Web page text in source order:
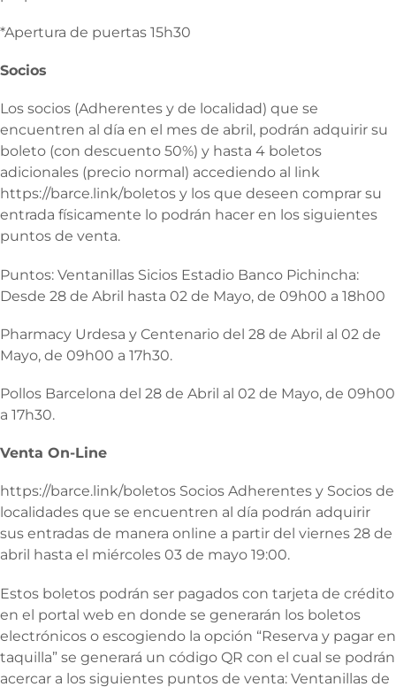
*Apertura de puertas 15h30
Socios
Los socios (Adherentes y de localidad) que se
encuentren al día en el mes de abril, podrán adquirir su
boleto (con descuento 50%) y hasta 4 boletos
adicionales (precio normal) accediendo al link
https://barce.link/boletos y los que deseen comprar su
entrada físicamente lo podrán hacer en los siguientes
puntos de venta.
Puntos: Ventanillas Sicios Estadio Banco Pichincha:
Desde 28 de Abril hasta 02 de Mayo, de 09h00 a 18h00
Pharmacy Urdesa y Centenario del 28 de Abril al 02 de
Mayo, de 09h00 a 17h30.
Pollos Barcelona del 28 de Abril al 02 de Mayo, de 09h00
a 17h30.
Venta On-Line
https://barce.link/boletos Socios Adherentes y Socios de
localidades que se encuentren al día podrán adquirir
sus entradas de manera online a partir del viernes 28 de
abril hasta el miércoles 03 de mayo 19:00.
Estos boletos podrán ser pagados con tarjeta de crédito
en el portal web en donde se generarán los boletos
electrónicos o escogiendo la opción “Reserva y pagar en
taquilla” se generará un código QR con el cual se podrán
acercar a los siguientes puntos de venta: Ventanillas de